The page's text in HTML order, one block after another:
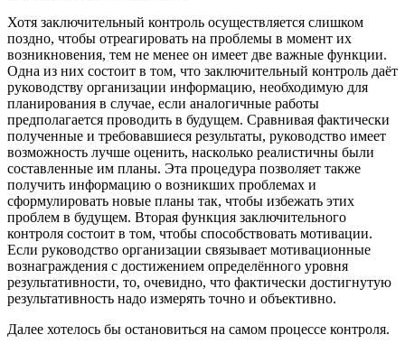
Хотя заключительный контроль осуществляется слишком
поздно, чтобы отреагировать на проблемы в момент их
возникновения, тем не менее он имеет две важные функции.
Одна из них состоит в том, что заключительный контроль даёт
руководству организации информацию, необходимую для
планирования в случае, если аналогичные работы
предполагается проводить в будущем. Сравнивая фактически
полученные и требовавшиеся результаты, руководство имеет
возможность лучше оценить, насколько реалистичны были
составленные им планы. Эта процедура позволяет также
получить информацию о возникших проблемах и
сформулировать новые планы так, чтобы избежать этих
проблем в будущем. Вторая функция заключительного
контроля состоит в том, чтобы способствовать мотивации.
Если руководство организации связывает мотивационные
вознаграждения с достижением определённого уровня
результативности, то, очевидно, что фактически достигнутую
результативность надо измерять точно и объективно.
Далее хотелось бы остановиться на самом процессе контроля.